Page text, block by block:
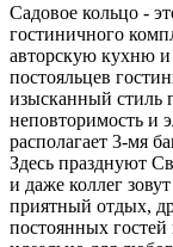
Садовое кольцо -
гостиничного
авторскую кухню
постояльцев
изысканный стиль
неповторимость и
располагает 3-мя
Здесь празднуют
и даже коллег
приятный отдых,
постоянных